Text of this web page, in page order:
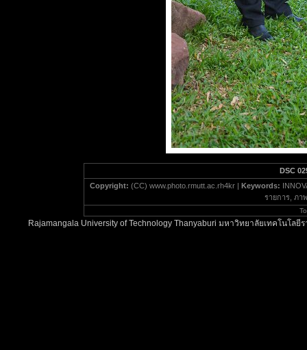
DSC
Copyright: (CC) www.photo.rmutt.ac.rh4kr | Keywords:
รายการ, ภา
Rajamangala University of Technology Thanyaburi มหาวิทยาลัยเทคโนโ